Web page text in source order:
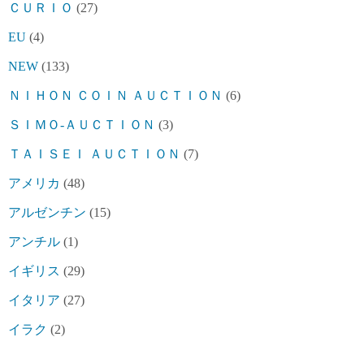
ＣＵＲＩＯ (27)
EU (4)
NEW (133)
ＮＩＨＯＮ ＣＯＩＮ ＡＵＣＴＩＯＮ (6)
ＳＩＭＯ-ＡＵＣＴＩＯＮ (3)
ＴＡＩＳＥＩ ＡＵＣＴＩＯＮ (7)
アメリカ (48)
アルゼンチン (15)
アンチル (1)
イギリス (29)
イタリア (27)
イラク (2)